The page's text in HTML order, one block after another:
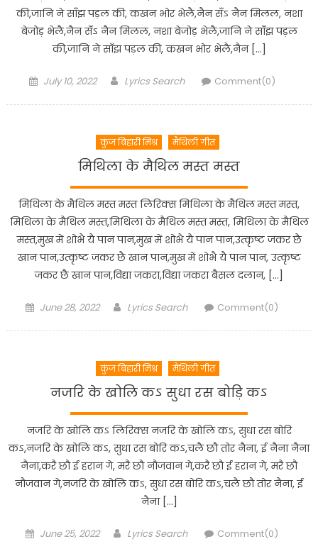
की,जानि ने साँझ पड़ल की, कखन भोर भेलै,नैन सँऽ नैन मिलल, नशा
बेजोड़ भेलै,नैन सँऽ नैन मिलल, नशा बेजोड़ भेलै,जानि ने साँझ पड़ल
की,जानि ने साँझ पड़ल की, कखन भोर भेलै,नैन […]
Posted
July 10, 2022 Author
Lyrics Search Comment(0)
कुंज बिहारी मिश्र मैथिली गीत
मिथिला के मैथिल मस्त मस्त
मिथिला के मैथिल मस्त मस्त लिरिक्स मिथिला के मैथिल मस्त मस्त,
मिथिला के मैथिल मस्त,मिथिला के मैथिल मस्त मस्त, मिथिला के मैथिल
मस्त,मुख में शोभै यै पान पान,मुख में शोभै यै पान पान,उत्कृष्ट जकर छै
खान पान,उत्कृष्ट जकर छै खान पान,मुख में शोभै यै पान पान, उत्कृष्ट
जकर छै खान पान,विद्या जकरा,विद्या जकरा बैसल दलान, […]
Posted
June 28, 2022 Author
Lyrics Search Comment(0)
कुंज बिहारी मिश्र मैथिली गीत
नजरि के खोलि कऽ सुधा रस बोड़ि कऽ
नजरि के खोलि कऽ लिरिक्स नजरि के खोलि कऽ, सुधा रस बोरि
कऽ,नजरि के खोलि कऽ, सुधा रस बोरि कऽ,चलै छौ तोर नैना, ई नैना नैना
नैना,करै छौ ई हरान गे, मरै छौ नौजवान गे,करै छौ ई हरान गे, मरै छौ
नौजवान गे,नजरि के खोलि कऽ, सुधा रस बोरि कऽ,चलै छौ तोर नैना, ई
नैना […]
Posted
June 25, 2022 Author
Lyrics Search Comment(0)